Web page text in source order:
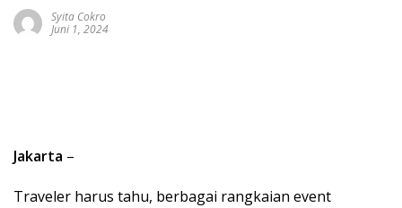
Syita Cokro
Juni 1, 2024
Jakarta –
Traveler harus tahu, berbagai rangkaian event